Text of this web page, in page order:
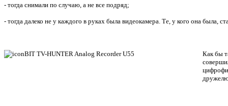
- тогда снимали по случаю, а не все подряд;
- тогда далеко не у каждого в руках была видеокамера. Те, у кого она была,
Как бы